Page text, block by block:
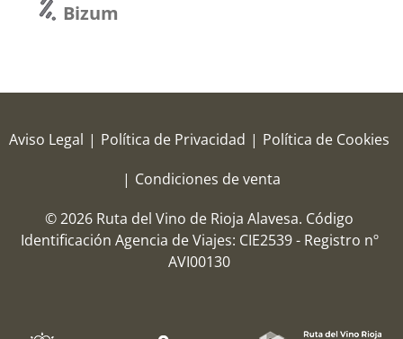
Bizum
Aviso Legal | Política de Privacidad | Política de Cookies
| Condiciones de venta
© 2026 Ruta del Vino de Rioja Alavesa. Código
Identificación Agencia de Viajes: CIE2539 - Registro nº
AVI00130